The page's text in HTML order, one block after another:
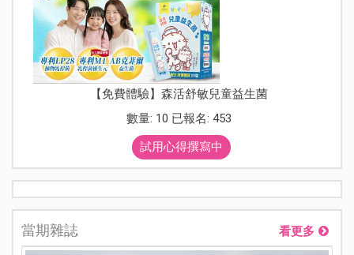
【免費體驗】森活舒敏兒童益生菌
數量: 10 已報名: 453
試用心得撰寫中
當期雜誌 看更多